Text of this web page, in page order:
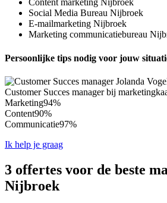
Content marketing Nijbroek
Social Media Bureau Nijbroek
E-mailmarketing Nijbroek
Marketing communicatiebureau
Persoonlijke tips nodig voor jouw
Customer Succes manager bij
Marketing94%
Content90%
Communicatie97%
Ik help je graag
3 offertes voor de beste
Nijbroek